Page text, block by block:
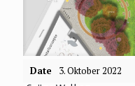
Date 3. Oktober 2022